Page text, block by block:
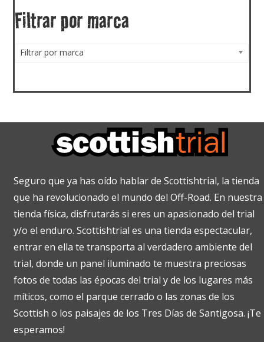
Filtrar por marca
Filtrar por marca
Seguro que ya has oído hablar de Scottishtrial, la tienda
que ha revolucionado el mundo del Off-Road. En nuestra
tienda física, disfrutarás si eres un apasionado del trial
y/o el enduro. Scottishtrial es una tienda espectacular,
entrar en ella te transporta al verdadero ambiente del
trial, donde un panel iluminado te muestra preciosas
fotos de todas las épocas del trial y de los lugares más
míticos, como el parque cerrado o las zonas de los
Scottish o los paisajes de los Tres Días de Santigosa. ¡Te
esperamos!